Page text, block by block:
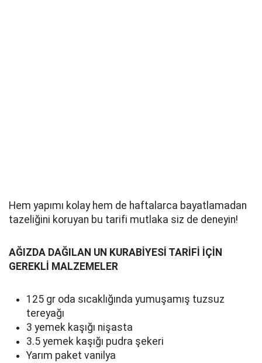
Hem yapımı kolay hem de haftalarca bayatlamadan
tazeliğini koruyan bu tarifi mutlaka siz de deneyin!
AĞIZDA DAĞILAN UN KURABİYESİ TARİFİ İÇİN
GEREKLİ MALZEMELER
125 gr oda sıcaklığında yumuşamış tuzsuz
tereyağı
3 yemek kaşığı nişasta
3.5 yemek kaşığı pudra şekeri
Yarım paket vanilya